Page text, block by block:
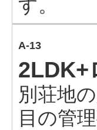
す。
A-13
2LDK+
別荘地
目の管